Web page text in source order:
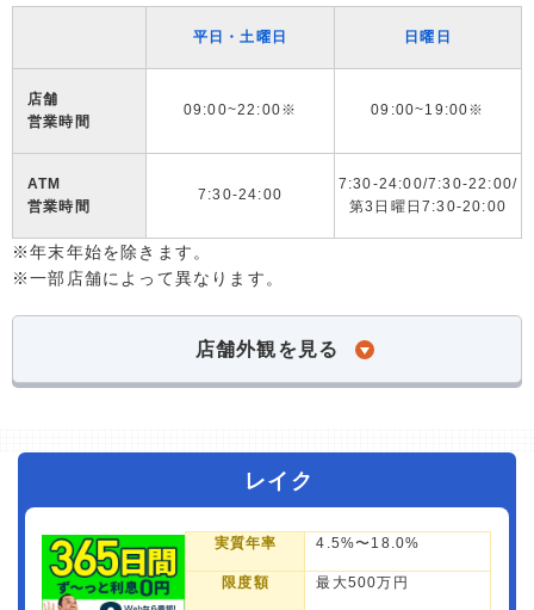
平日・土曜日 日曜日
店舗
営業時間
09:00~22:00※ 09:00~19:00※
ATM
営業時間
7:30-24:00
7:30-24:00/7:30-22:00/
第3日曜日7:30-20:00
※年末年始を除きます。
※一部店舗によって異なります。
店舗外観を見る
レイク
実質年率 4.5%〜18.0%
限度額 最大500万円